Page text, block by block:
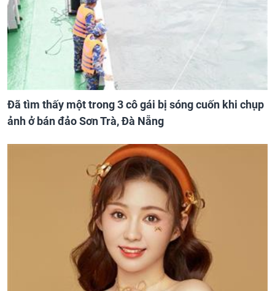
Đã tìm thấy một trong 3 cô gái bị sóng cuốn khi chụp
ảnh ở bán đảo Sơn Trà, Đà Nẵng